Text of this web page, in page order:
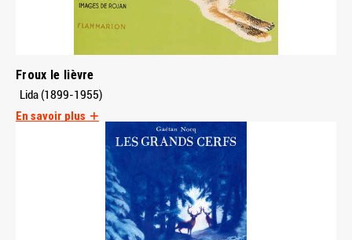
Froux le lièvre
Lida (1899-1955)
En savoir plus